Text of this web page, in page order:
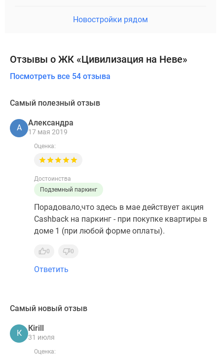
Новостройки рядом
Отзывы о ЖК «Цивилизация на Неве»
Посмотреть все 54 отзыва
Самый полезный отзыв
А
Александра
17 мая 2019
Оценка:
Достоинства
Подземный паркинг
Порадовало,что здесь в мае действует акция
Cashback на паркинг - при покупке квартиры в
доме 1 (при любой форме оплаты).
0 0
Ответить
Самый новый отзыв
К
Кirill
31 июля
Оценка: